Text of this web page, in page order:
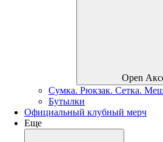
Open
Сумка. Рюкзак. Сетка.
Бутылки
Официальный клубный мерч
Еще